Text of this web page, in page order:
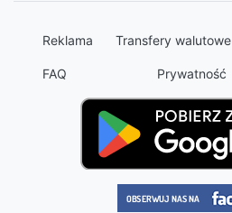
Reklama Transfery walutowe
FAQ Prywatność